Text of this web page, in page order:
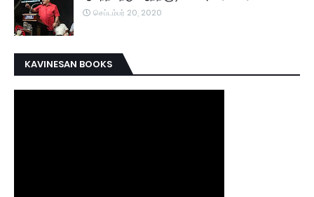
செப்டம்பர் 20, 2020
KAVINESAN BOOKS